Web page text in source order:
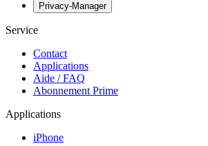
Privacy-Manager
Service
Contact
Applications
Aide / FAQ
Abonnement Prime
Applications
iPhone